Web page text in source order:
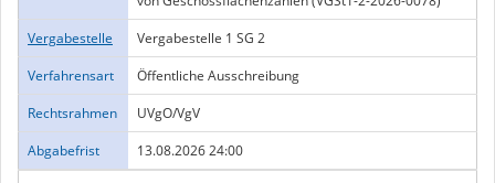
Vergabestelle
Vergabestelle 1 SG 2
Verfahrensart
Öffentliche Ausschreibung
Rechtsrahmen
UVgO/VgV
Abgabefrist
13.08.2026 24:00